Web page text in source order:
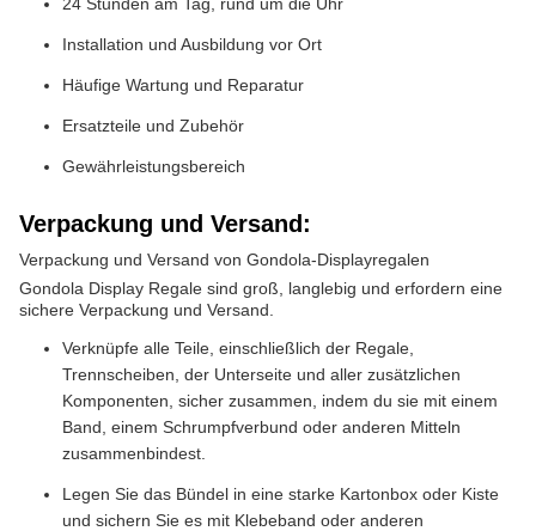
Installation und Ausbildung vor Ort
Häufige Wartung und Reparatur
Ersatzteile und Zubehör
Gewährleistungsbereich
Verpackung und Versand:
Verpackung und Versand von Gondola-Displayregalen
Gondola Display Regale sind groß, langlebig und erfordern eine
sichere Verpackung und Versand.
Verknüpfe alle Teile, einschließlich der Regale,
Trennscheiben, der Unterseite und aller zusätzlichen
Komponenten, sicher zusammen, indem du sie mit einem
Band, einem Schrumpfverbund oder anderen Mitteln
zusammenbindest.
Legen Sie das Bündel in eine starke Kartonbox oder Kiste
und sichern Sie es mit Klebeband oder anderen